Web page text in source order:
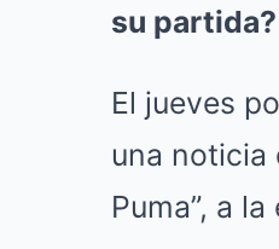
su partida?
El jueves
una noticia
Puma”, a